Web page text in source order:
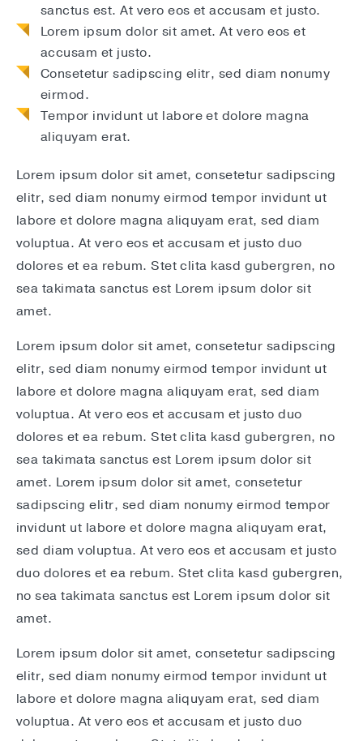
sanctus est. At vero eos et accusam et justo.
Lorem ipsum dolor sit amet. At vero eos et
accusam et justo.
Consetetur sadipscing elitr, sed diam nonumy
eirmod.
Tempor invidunt ut labore et dolore magna
aliquyam erat.
Lorem ipsum dolor sit amet, consetetur sadipscing
elitr, sed diam nonumy eirmod tempor invidunt ut
labore et dolore magna aliquyam erat, sed diam
voluptua. At vero eos et accusam et justo duo
dolores et ea rebum. Stet clita kasd gubergren, no
sea takimata sanctus est Lorem ipsum dolor sit
amet.
Lorem ipsum dolor sit amet, consetetur sadipscing
elitr, sed diam nonumy eirmod tempor invidunt ut
labore et dolore magna aliquyam erat, sed diam
voluptua. At vero eos et accusam et justo duo
dolores et ea rebum. Stet clita kasd gubergren, no
sea takimata sanctus est Lorem ipsum dolor sit
amet. Lorem ipsum dolor sit amet, consetetur
sadipscing elitr, sed diam nonumy eirmod tempor
invidunt ut labore et dolore magna aliquyam erat,
sed diam voluptua. At vero eos et accusam et justo
duo dolores et ea rebum. Stet clita kasd gubergren,
no sea takimata sanctus est Lorem ipsum dolor sit
amet.
Lorem ipsum dolor sit amet, consetetur sadipscing
elitr, sed diam nonumy eirmod tempor invidunt ut
labore et dolore magna aliquyam erat, sed diam
voluptua. At vero eos et accusam et justo duo